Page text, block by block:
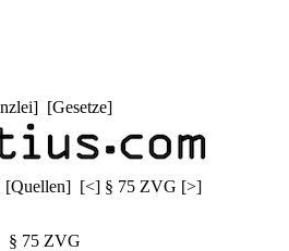
] [Gesetze]
[Quellen] [<] § 75 ZVG [>]
§ 75 ZVG